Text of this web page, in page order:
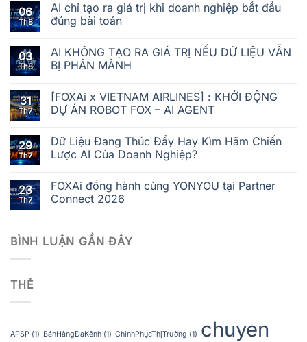
06
Th8
AI chỉ tạo ra giá trị khi doanh nghiệp bắt đầu
đúng bài toán
03
Th8
AI KHÔNG TẠO RA GIÁ TRỊ NẾU DỮ LIỆU VẪN
BỊ PHÂN MẢNH
31
Th7
[FOXAi x VIETNAM AIRLINES] : KHỞI ĐỘNG
DỰ ÁN ROBOT FOX – AI AGENT
29
Th7
Dữ Liệu Đang Thúc Đẩy Hay Kìm Hãm Chiến
Lược AI Của Doanh Nghiệp?
23
Th7
FOXAi đồng hành cùng YONYOU tại Partner
Connect 2026
BÌNH LUẬN GẦN ĐÂY
THẺ
APSP (1) BánHàngĐaKênh (1) ChinhPhụcThịTrường (1) chuyen